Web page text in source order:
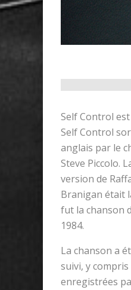
Self Control
Self Control
anglais par le
Steve Piccolo.
version de
Branigan était
fut la chanson
1984.
La chanson a
suivi, y
enregistrées